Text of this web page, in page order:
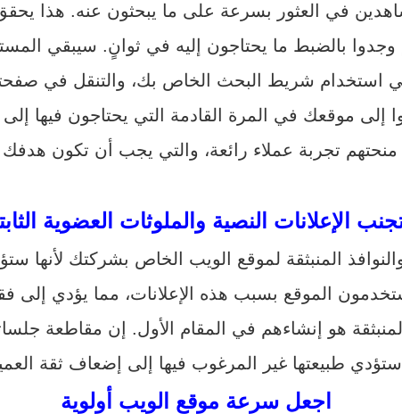
في العثور بسرعة على ما يبحثون عنه. هذا
الإعلانات النصية والملوثات العضوية
المنبثقة لموقع الويب الخاص بشركتك لأنها
اجعل سرعة موقع الويب أولوية